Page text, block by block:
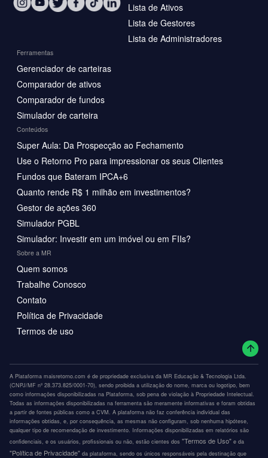
Lista de Ativos
Lista de Gestores
Lista de Administradores
Ferramentas
Gerenciador de carteiras
Comparador de ativos
Comparador de fundos
Simulador de carteira
Conteúdos
Super Aula: Da Prospecção ao Fechamento
Use o Retorno Pro para impressionar os seus Clientes
Fundos que Bateram IPCA+6
Quanto rende R$ 1 milhão em investimentos?
Gestor de ações 360
Simulador PGBL
Simulador: Investir em um imóvel ou em FIIs?
Sobre a MR
Quem somos
Trabalhe Conosco
Contato
Política de Privacidade
Termos de uso
A Plataforma maisretorno.com é de propriedade exclusiva da MR Educação & Tecnologia Ltda.
(CNPJ/MF nº 28.373.825/0001-70), sendo proibida a utilização do nome, marca ou logotipo, bem
como informações disponibilizadas na Plataforma, sob pena de violação à Propriedade Intelectual.
Todas as informações disponibilizadas na ferramenta são meramente informativas e foram obtidas
a partir de fontes públicas como a CVM. A plataforma não faz conferência individual das
informações obtidas, e, por consequência, as mesmas não configuram, sob nenhuma hipótese,
qualquer tipo de recomendação de investimento. Informações disponibilizadas em relatórios são
confidenciais, e os usuários, profissionais ou não, estão cientes dos "Termos de Uso" e da
"Política de Privacidade" da plataforma, sendo os únicos responsáveis pela destinação que